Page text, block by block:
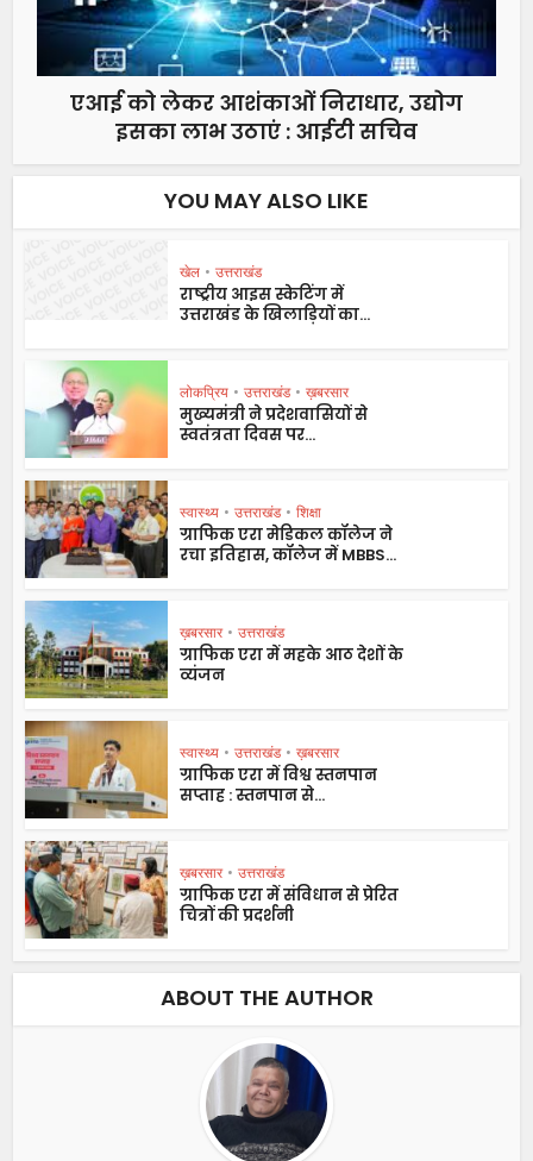
एआई को लेकर आशंकाओं निराधार, उद्योग
इसका लाभ उठाएं : आईटी सचिव
YOU MAY ALSO LIKE
खेल • उत्तराखंड
राष्ट्रीय आइस स्केटिंग में
उत्तराखंड के खिलाड़ियों का...
लोकप्रिय • उत्तराखंड • ख़बरसार
मुख्यमंत्री ने प्रदेशवासियों से
स्वतंत्रता दिवस पर...
स्वास्थ्य • उत्तराखंड • शिक्षा
ग्राफिक एरा मेडिकल कॉलेज ने
रचा इतिहास, कॉलेज में MBBS...
ख़बरसार • उत्तराखंड
ग्राफिक एरा में महके आठ देशों के
व्यंजन
स्वास्थ्य • उत्तराखंड • ख़बरसार
ग्राफिक एरा में विश्व स्तनपान
सप्ताह : स्तनपान से...
ख़बरसार • उत्तराखंड
ग्राफिक एरा में संविधान से प्रेरित
चित्रों की प्रदर्शनी
ABOUT THE AUTHOR